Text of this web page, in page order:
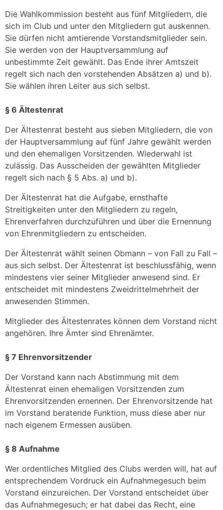
Die Wahlkommission besteht aus fünf Mitgliedern, die
sich im Club und unter den Mitgliedern gut auskennen.
Sie dürfen nicht amtierende Vorstandsmitglieder sein.
Sie werden von der Hauptversammlung auf
unbestimmte Zeit gewählt. Das Ende ihrer Amtszeit
regelt sich nach den vorstehenden Absätzen a) und b).
Sie wählen ihren Leiter aus sich selbst.
§ 6 Ältestenrat
Der Ältestenrat besteht aus sieben Mitgliedern, die von
der Hauptversammlung auf fünf Jahre gewählt werden
und den ehemaligen Vorsitzenden. Wiederwahl ist
zulässig. Das Ausscheiden der gewählten Mitglieder
regelt sich nach § 5 Abs. a) und b).
Der Ältestenrat hat die Aufgabe, ernsthafte
Streitigkeiten unter den Mitgliedern zu regeln,
Ehrenverfahren durchzuführen und über die Ernennung
von Ehrenmitgliedern zu entscheiden.
Der Ältestenrat wählt seinen Obmann – von Fall zu Fall –
aus sich selbst. Der Ältestenrat ist beschlussfähig, wenn
mindestens vier seiner Mitglieder anwesend sind. Er
entscheidet mit mindestens Zweidrittelmehrheit der
anwesenden Stimmen.
Mitglieder des Ältestenrates können dem Vorstand nicht
angehören. Ihre Ämter sind Ehrenämter.
§ 7 Ehrenvorsitzender
Der Vorstand kann nach Abstimmung mit dem
Ältestenrat einen ehemaligen Vorsitzenden zum
Ehrenvorsitzenden ernennen. Der Ehrenvorsitzende hat
im Vorstand beratende Funktion, muss diese aber nur
nach eigenem Ermessen ausüben.
§ 8 Aufnahme
Wer ordentliches Mitglied des Clubs werden will, hat auf
entsprechendem Vordruck ein Aufnahmegesuch beim
Vorstand einzureichen. Der Vorstand entscheidet über
das Aufnahmegesuch; er hat dabei das Recht, eine